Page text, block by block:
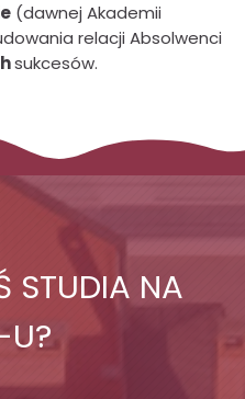
(dawnej Akademii
relacji Absolwenci
sukcesów.
STUDIA NA
U?